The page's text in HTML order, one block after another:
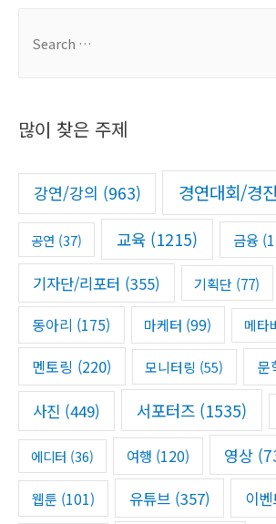
c
f
:
많이 찾은 주제
강연/강의 (963) 경연대회/경
공연 (37) 교육(1215) 금융
기자단/리포터 (355) 기획단 (77)
동아리 (175) 마케터 (99) 메타
멘토링 (220) 모니터링 (55) 문
사진 (449) 서포터즈 (1535)
에디터 (36) 여행 (120) 영상
웹툰 (101) 유튜브(357) 이